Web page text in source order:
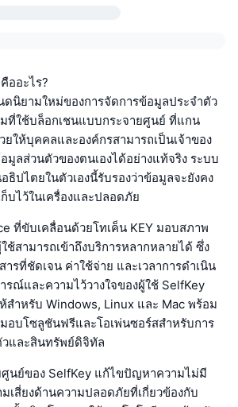
ออะไร?
ดนิยามใหม่ของการจัดการข้อมูลประจำตัว
ที่ใช้บล็อกเชนแบบกระจายศูนย์ ที่แกน
ยให้บุคคลและองค์กรสามารถเป็นเจ้าของ
ลส่วนตัวของตนเองได้อย่างแท้จริง ระบบ
ธิปไตยในตัวเองนี้รับรองว่าข้อมูลจะยังคง
บไว้ในเครื่องและปลอดภัย
ที่ขับเคลื่อนด้วยโทเค็น KEY มอบสภาพ
ช้สามารถเข้าถึงบริการหลากหลายได้ ซึ่ง
รที่ชัดเจน ค่าใช้จ่าย และเวลาการดำเนิน
รณ์และความไว้วางใจของผู้ใช้ SelfKey
สำหรับ Windows, Linux และ Mac พร้อม
อบโซลูชันฟรีและโอเพ่นซอร์สสำหรับการ
และสินทรัพย์ดิจิทัล
นย์ของ SelfKey แก้ไขปัญหาความไม่มี
เสี่ยงด้านความปลอดภัยที่เกี่ยวข้องกับ